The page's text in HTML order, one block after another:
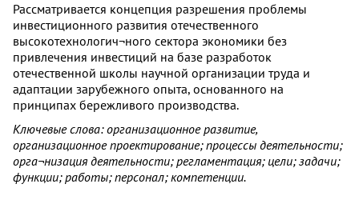
Рассматривается концепция разрешения проблемы
инвестиционного развития отечественного
высокотехнологич¬ного сектора экономики без
привлечения инвестиций на базе разработок
отечественной школы научной организации труда и
адаптации зарубежного опыта, основанного на
принципах бережливого производства.
Ключевые слова: организационное развитие,
организационное проектирование; процессы деятельности;
орга¬низация деятельности; регламентация; цели; задачи;
функции; работы; персонал; компетенции.